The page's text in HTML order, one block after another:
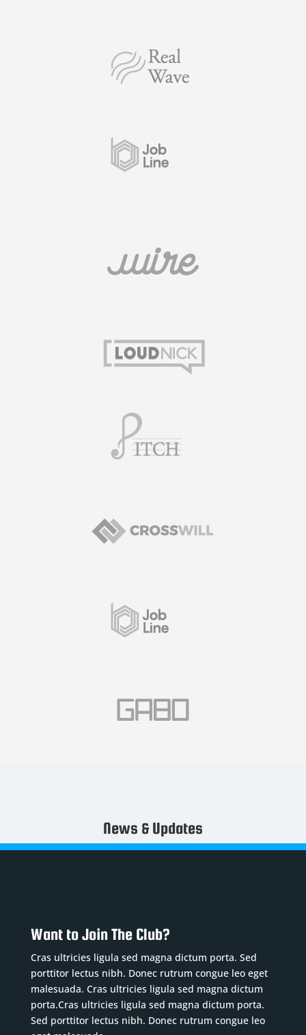
News & Updates
Want to Join The Club?
Cras ultricies ligula sed magna dictum porta. Sed
porttitor lectus nibh. Donec rutrum congue leo eget
malesuada. Cras ultricies ligula sed magna dictum
porta.Cras ultricies ligula sed magna dictum porta.
Sed porttitor lectus nibh. Donec rutrum congue leo